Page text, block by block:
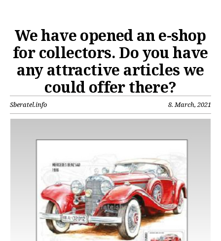
We have opened an e-shop
for collectors. Do you have
any attractive articles we
could offer there?
Sberatel.info 8. March, 2021